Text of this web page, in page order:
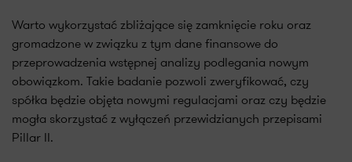
Warto wykorzystać zbliżające się zamknięcie roku oraz
gromadzone w związku z tym dane finansowe do
przeprowadzenia wstępnej analizy podlegania nowym
obowiązkom. Takie badanie pozwoli zweryfikować, czy
spółka będzie objęta nowymi regulacjami oraz czy będzie
mogła skorzystać z wyłączeń przewidzianych przepisami
Pillar II.